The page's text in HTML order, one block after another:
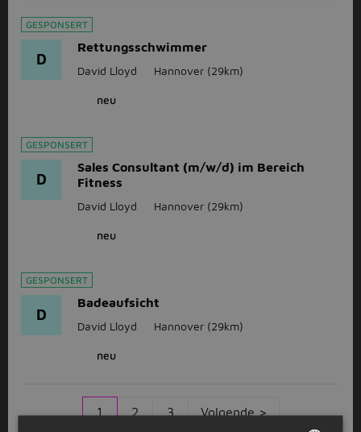
GESPONSERT
D
Rettungsschwimmer
David Lloyd Hannover (29km)
neu
GESPONSERT
D
Sales Consultant (m/w/d) im Bereich
Fitness
David Lloyd Hannover (29km)
neu
GESPONSERT
D
Badeaufsicht
David Lloyd Hannover (29km)
neu
1 2 3 Volgende >